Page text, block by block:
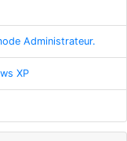
Administrateur.
XP